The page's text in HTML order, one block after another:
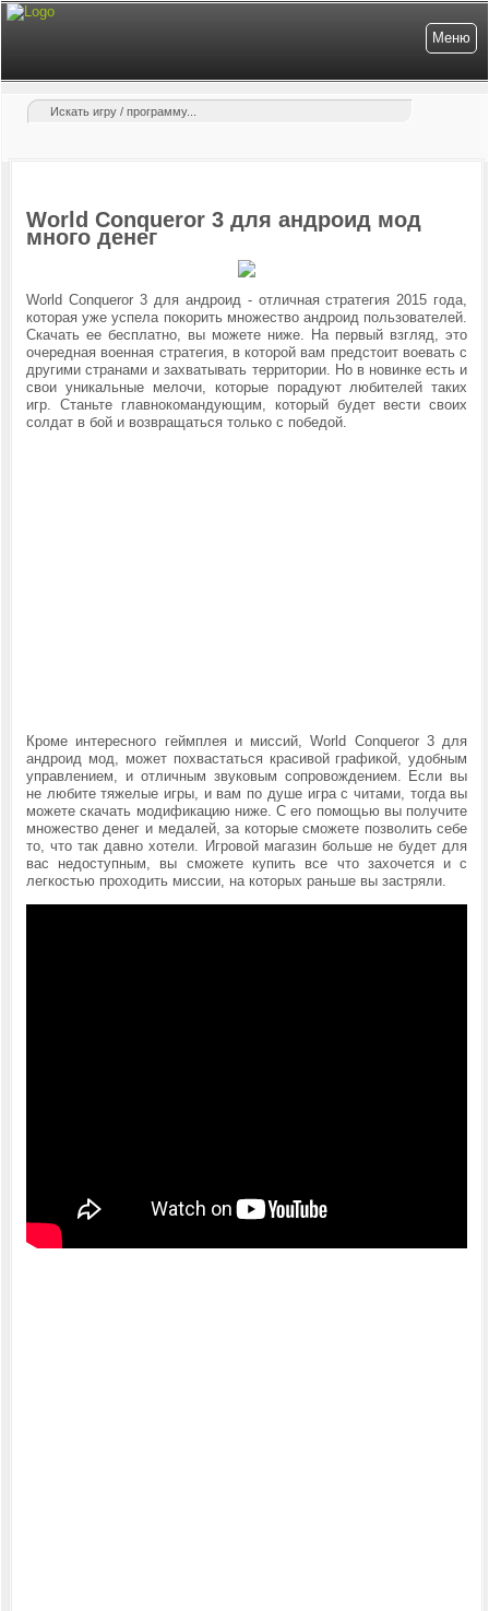
Меню
World Conqueror 3 для андроид мод
много денег
World Conqueror 3 для андроид - отличная стратегия 2015 года,
которая уже успела покорить множество андроид пользователей.
Скачать ее бесплатно, вы можете ниже. На первый взгляд, это
очередная военная стратегия, в которой вам предстоит воевать с
другими странами и захватывать территории. Но в новинке есть и
свои уникальные мелочи, которые порадуют любителей таких
игр. Станьте главнокомандующим, который будет вести своих
солдат в бой и возвращаться только с победой.
Кроме интересного геймплея и миссий,World Conqueror 3 для
андроид мод, может похвастаться красивой графикой, удобным
управлением, и отличным звуковым сопровождением. Если вы
не любите тяжелые игры, и вам по душе игра с читами, тогда вы
можете скачать модификацию ниже. С его помощью вы получите
множество денег и медалей, за которые сможете позволить себе
то, что так давно хотели. Игровой магазин больше не будет для
вас недоступным, вы сможете купить все что захочется и с
легкостью проходить миссии, на которых раньше вы застряли.